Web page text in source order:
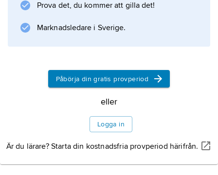
Prova det, du kommer att gilla det!
Marknadsledare i Sverige.
Påbörja din gratis provperiod
eller
Logga in
Är du lärare? Starta din kostnadsfria provperiod härifrån.